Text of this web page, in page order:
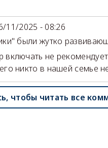
11/2025 - 08:26
были жутко
включать не
никто в нашей семье
чтобы читать все